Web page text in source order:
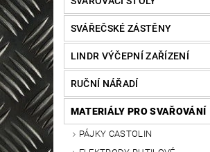
SVÁŘEČSKÉ ZÁSTĚNY
LINDR VÝČEPNÍ ZAŘÍZENÍ
RUČNÍ NÁŘADÍ
MATERIÁLY PRO SVAŘOVÁNÍ
PÁJKY CASTOLIN